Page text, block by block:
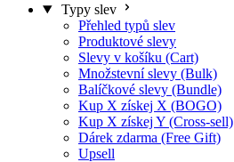
Typy slev
Přehled typů slev
Produktové slevy
Slevy v košíku (Cart)
Množstevní slevy (Bulk)
Balíčkové slevy (Bundle)
Kup X získej X (BOGO)
Kup X získej Y (Cross-sell)
Dárek zdarma (Free Gift)
Upsell